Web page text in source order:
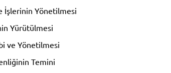
İşlerinin Yönetilmesi
Yürütülmesi
ve Yönetilmesi
Temini